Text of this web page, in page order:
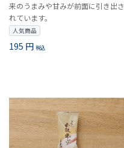
来のうまみや甘みが前面に引き出さ
れています。
人気商品
195 円 税込